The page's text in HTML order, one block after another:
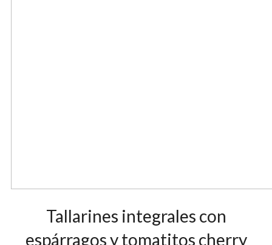
Tallarines integrales con
espárragos y tomatitos cherry